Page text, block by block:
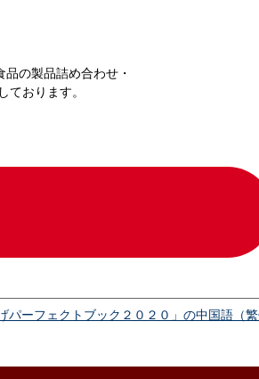
の製品詰め合わせ・
ております。
パーフェクトブック２０２０」の中国語（